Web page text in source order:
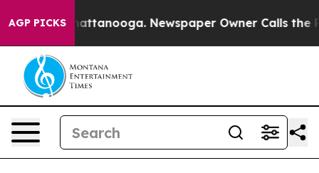
AGP PICKS
in Chattanooga. Newspaper Owner Calls the